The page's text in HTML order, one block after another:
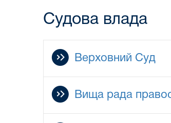
Судова влада
Верховний Суд
Вища рада